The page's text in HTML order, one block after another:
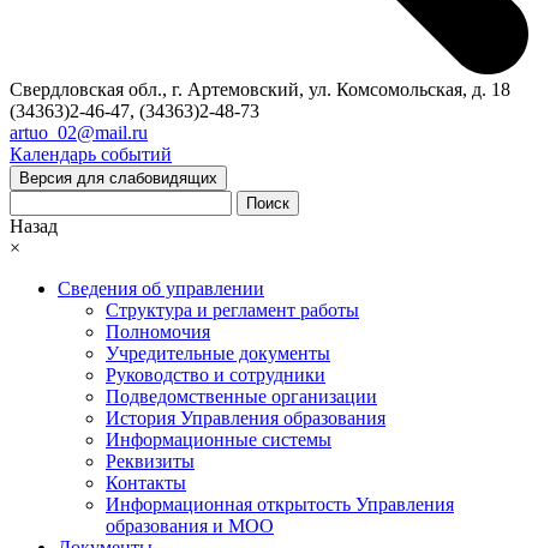
Свердловская обл., г. Артемовский, ул. Комсомольская, д. 18
(34363)2-46-47, (34363)2-48-73
artuo_02@mail.ru
Календарь событий
Версия для слабовидящих
Поиск
Назад
×
Сведения об управлении
Структура и регламент работы
Полномочия
Учредительные документы
Руководство и сотрудники
Подведомственные организации
История Управления образования
Информационные системы
Реквизиты
Контакты
Информационная открытость Управления
образования и МОО